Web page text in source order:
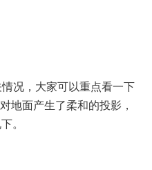
况，大家可以重点看一下
地面产生了柔和的投影，
。